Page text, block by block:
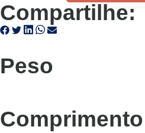
Compartilhe:
Peso
Comprimento